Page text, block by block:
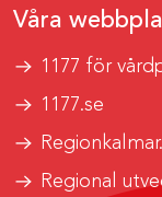
Våra
1177 för
1177.se
Regional